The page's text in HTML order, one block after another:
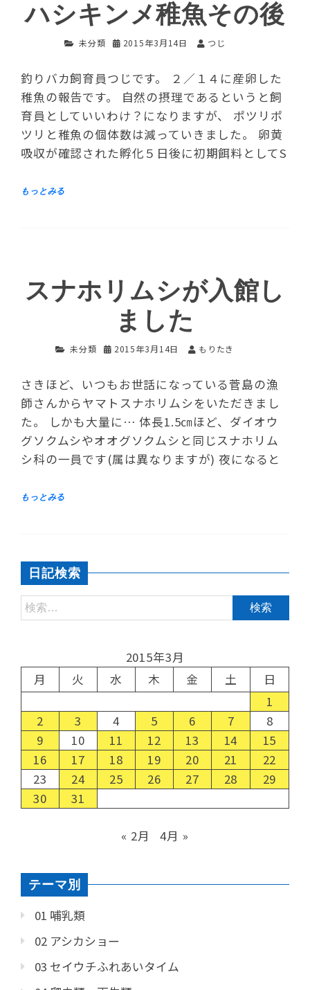
ハシキンメ稚魚その後
未分類 2015年3月14日 つじ
釣りバカ飼育員つじです。 ２／１４に産卵した
稚魚の報告です。 自然の摂理であるというと飼
育員としていいわけ？になりますが、 ポツリポ
ツリと稚魚の個体数は減っていきました。 卵黄
吸収が確認された孵化５日後に初期餌料としてS
スナホリムシが入館し
ました
未分類 2015年3月14日 もりたき
さきほど、いつもお世話になっている菅島の漁
師さんからヤマトスナホリムシをいただきまし
た。 しかも大量に… 体長1.5㎝ほど、ダイオウ
グソクムシやオオグソクムシと同じスナホリム
シ科の一員です(属は異なりますが) 夜になると
日記検索
2015年3月
月
火 水 木 金 土
日
1
2
3 4 5 6 7
8
9
10 11 12 13 14
15
16
17 18 19 20 21
22
23
24 25 26 27 28
29
30
31
« 2月 4月 »
テーマ別
01 哺乳類
02 アシカショー
03 セイウチふれあいタイム